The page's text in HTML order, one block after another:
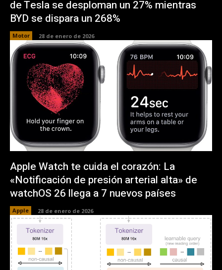
de Tesla se desploman un 27% mientras
BYD se dispara un 268%
Motor 28 de enero de 2026
Apple Watch te cuida el corazón: La
«Notificación de presión arterial alta» de
watchOS 26 llega a 7 nuevos países
Apple 28 de enero de 2026